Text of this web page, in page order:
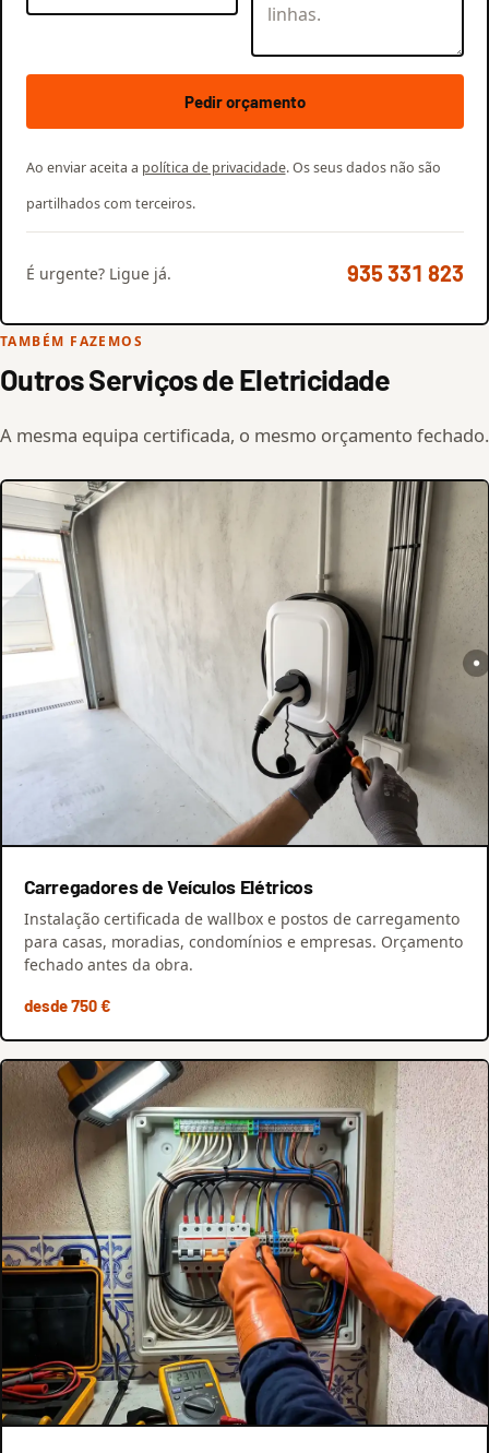
Pedir orçamento
Ao enviar aceita a política de privacidade. Os seus dados não são
partilhados com terceiros.
É urgente? Ligue já. 935 331 823
TAMBÉM FAZEMOS
Outros Serviços de Eletricidade
A mesma equipa certificada, o mesmo orçamento fechado.
Carregadores de Veículos Elétricos
Instalação certificada de wallbox e postos de carregamento
para casas, moradias, condomínios e empresas. Orçamento
fechado antes da obra.
desde 750 €